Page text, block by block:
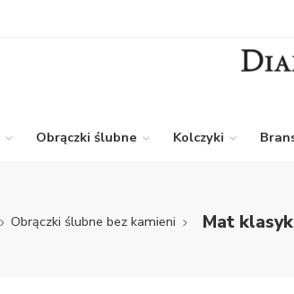
Obrączki ślubne Kolczyki
Obrączki ślubne bez kamieni Mat